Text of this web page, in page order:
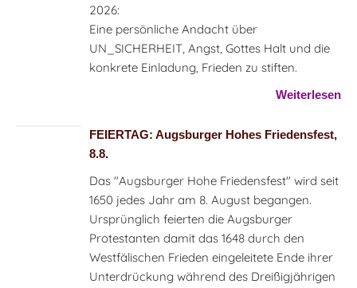
2026:
Eine persönliche Andacht über
UN_SICHERHEIT, Angst, Gottes Halt und die
konkrete Einladung, Frieden zu stiften.
Weiterlesen
FEIERTAG: Augsburger Hohes Friedensfest,
8.8.
Das "Augsburger Hohe Friedensfest" wird seit
1650 jedes Jahr am 8. August begangen.
Ursprünglich feierten die Augsburger
Protestanten damit das 1648 durch den
Westfälischen Frieden eingeleitete Ende ihrer
Unterdrückung während des Dreißigjährigen